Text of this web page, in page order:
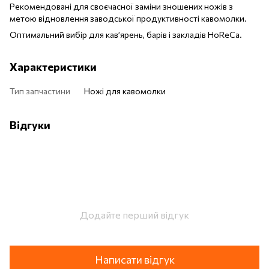
Рекомендовані для своєчасної заміни зношених ножів з
метою відновлення заводської продуктивності кавомолки.
Оптимальний вибір для кав’ярень, барів і закладів HoReCa.
Характеристики
Тип запчастини Ножі для кавомолки
Відгуки
Додайте перший відгук
Написати відгук